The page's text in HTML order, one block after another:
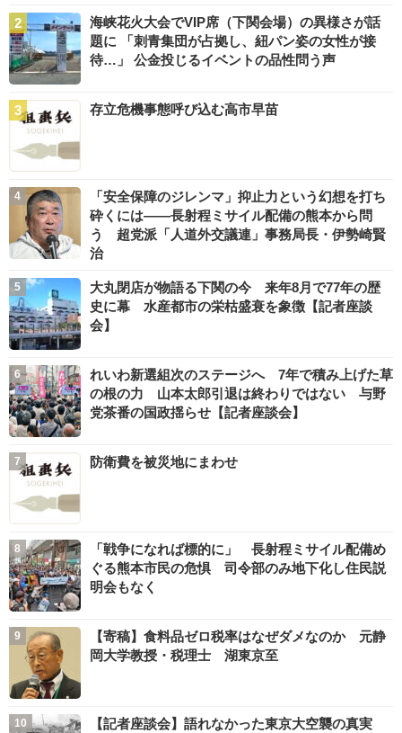
海峡花火大会でVIP席（下関会場）の異様さが話
題に 「刺青集団が占拠し、紐パン姿の女性が接
待…」 公金投じるイベントの品性問う声
存立危機事態呼び込む高市早苗
「安全保障のジレンマ」抑止力という幻想を打ち
砕くには――長射程ミサイル配備の熊本から問
う 超党派「人道外交議連」事務局長・伊勢崎賢
治
大丸閉店が物語る下関の今 来年8月で77年の歴
史に幕 水産都市の栄枯盛衰を象徴【記者座談
会】
れいわ新選組次のステージへ 7年で積み上げた草
の根の力 山本太郎引退は終わりではない 与野
党茶番の国政揺らせ【記者座談会】
防衛費を被災地にまわせ
「戦争になれば標的に」 長射程ミサイル配備め
ぐる熊本市民の危惧 司令部のみ地下化し住民説
明会もなく
【寄稿】食料品ゼロ税率はなぜダメなのか 元静
岡大学教授・税理士 湖東京至
【記者座談会】語れなかった東京大空襲の真実